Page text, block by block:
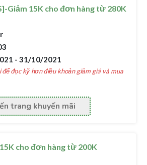
Giảm 15K cho đơn hàng từ 280K
- 31/10/2021
đọc kỹ hơn điều khoản giảm giá và mua
trang khuyến mãi
cho đơn hàng từ 200K